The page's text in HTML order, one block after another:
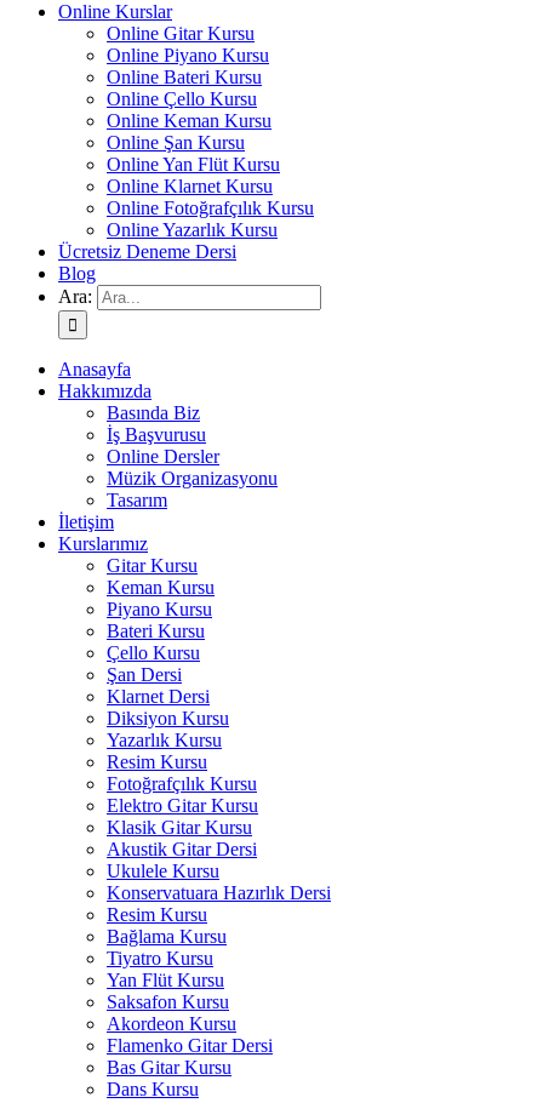
Online Kurslar
Online Gitar Kursu
Online Piyano Kursu
Online Bateri Kursu
Online Çello Kursu
Online Keman Kursu
Online Şan Kursu
Online Yan Flüt Kursu
Online Klarnet Kursu
Online Fotoğrafçılık Kursu
Online Yazarlık Kursu
Ücretsiz Deneme Dersi
Blog
Ara:
Anasayfa
Hakkımızda
Basında Biz
İş Başvurusu
Online Dersler
Müzik Organizasyonu
Tasarım
İletişim
Kurslarımız
Gitar Kursu
Keman Kursu
Piyano Kursu
Bateri Kursu
Çello Kursu
Şan Dersi
Klarnet Dersi
Diksiyon Kursu
Yazarlık Kursu
Resim Kursu
Fotoğrafçılık Kursu
Elektro Gitar Kursu
Klasik Gitar Kursu
Akustik Gitar Dersi
Ukulele Kursu
Konservatuara Hazırlık Dersi
Resim Kursu
Bağlama Kursu
Tiyatro Kursu
Yan Flüt Kursu
Saksafon Kursu
Akordeon Kursu
Flamenko Gitar Dersi
Bas Gitar Kursu
Dans Kursu